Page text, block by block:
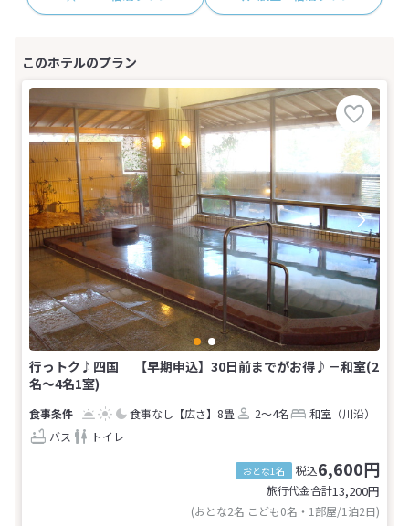
行っトク♪四国 【早期申込】30日前までがお得♪－和室(2
名～4名1室)
食事なし 【広さ】8畳 2～4名
和室（川沿）
バス
トイレ
おとな1名 税込6,600円
旅行代金合計13,200円
(おとな2名 こども0名・1部屋/1泊2日)